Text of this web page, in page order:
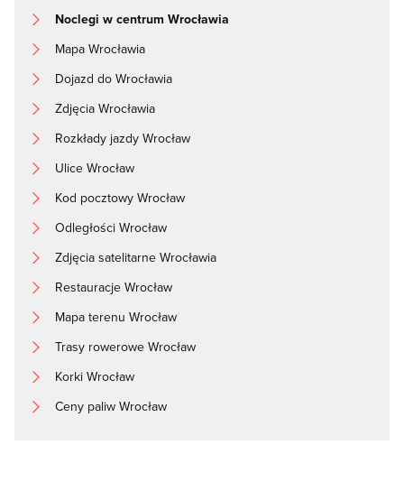
Noclegi w centrum Wrocławia
Mapa Wrocławia
Dojazd do Wrocławia
Zdjęcia Wrocławia
Rozkłady jazdy Wrocław
Ulice Wrocław
Kod pocztowy Wrocław
Odległości Wrocław
Zdjęcia satelitarne Wrocławia
Restauracje Wrocław
Mapa terenu Wrocław
Trasy rowerowe Wrocław
Korki Wrocław
Ceny paliw Wrocław